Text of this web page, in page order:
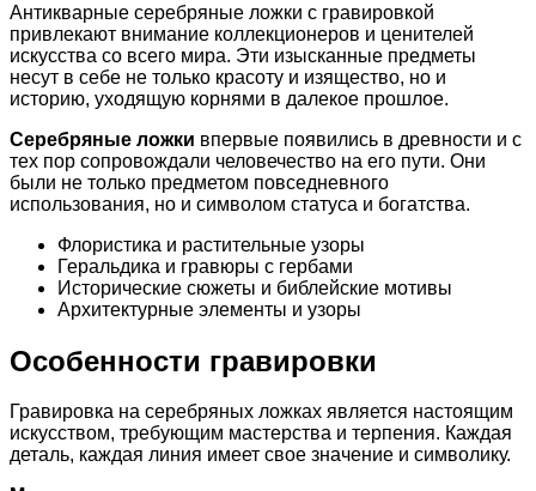
Антикварные серебряные ложки с гравировкой
привлекают внимание коллекционеров и ценителей
искусства со всего мира. Эти изысканные предметы
несут в себе не только красоту и изящество, но и
историю, уходящую корнями в далекое прошлое.
Серебряные ложки впервые появились в древности и с
тех пор сопровождали человечество на его пути. Они
были не только предметом повседневного
использования, но и символом статуса и богатства.
Флористика и растительные узоры
Геральдика и гравюры с гербами
Исторические сюжеты и библейские мотивы
Архитектурные элементы и узоры
Особенности гравировки
Гравировка на серебряных ложках является настоящим
искусством, требующим мастерства и терпения. Каждая
деталь, каждая линия имеет свое значение и символику.